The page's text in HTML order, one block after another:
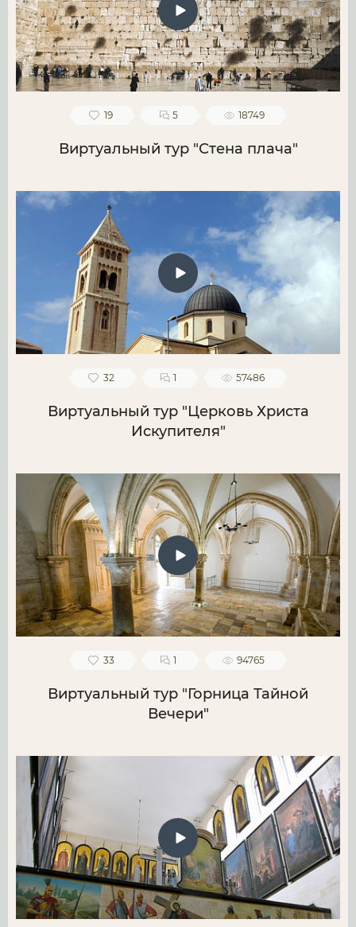
19 5 18749
Виртуальный тур "Стена плача"
32 1 57486
Виртуальный тур "Церковь Христа
Искупителя"
33 1 94765
Виртуальный тур "Горница Тайной
Вечери"